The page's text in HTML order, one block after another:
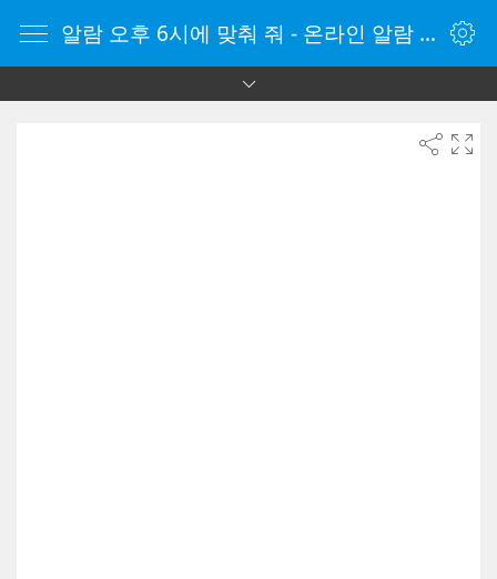
알람 오후 6시에 맞춰 줘 - 온라인 알람 시계 - 자명종 온라인 - 온라인 자명종